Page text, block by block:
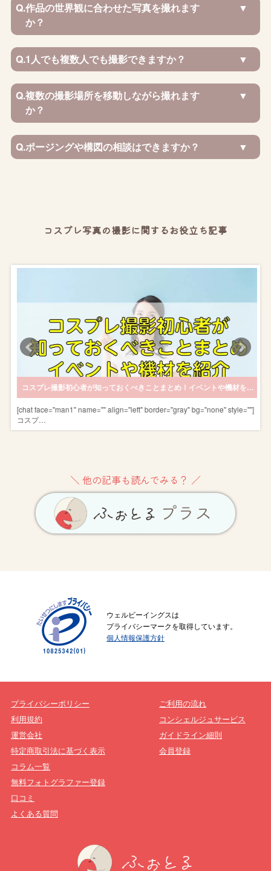
Q.作品の世界観に合わせた写真を撮れます
か？
Q.1人でも複数人でも撮影できますか？
Q.複数の撮影場所を移動しながら撮れます
か？
Q.ポージングや構図の相談はできますか？
コスプレ写真の撮影に関するお役立ち記事
コスプレ撮影初心者が知っておくべきことまとめ！イベントや機材を紹介
[chat face="man1" name="" align="left" border="gray" bg="none" style=""]
コスプ…
＼ 他の記事も読んでみる？ ／
ウェルビーイングスは
プライバシーマークを取得しています。
個人情報保護方針
プライバシーポリシー
利用規約
運営会社
特定商取引法に基づく表示
ご利用の流れ
コンシェルジュサービス
ガイドライン細則
会員登録
コラム一覧
無料フォトグラファー登録
口コミ
よくある質問